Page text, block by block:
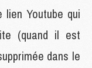
Youtube qui
(quand il est
dans le